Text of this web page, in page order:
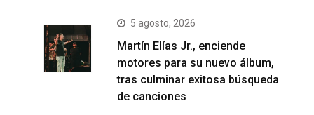
5 agosto, 2026
Martín Elías Jr., enciende
motores para su nuevo álbum,
tras culminar exitosa búsqueda
de canciones